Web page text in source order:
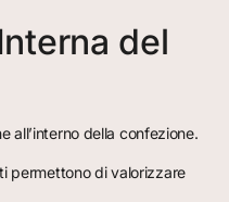
del
all’interno della confezione.
permettono di valorizzare